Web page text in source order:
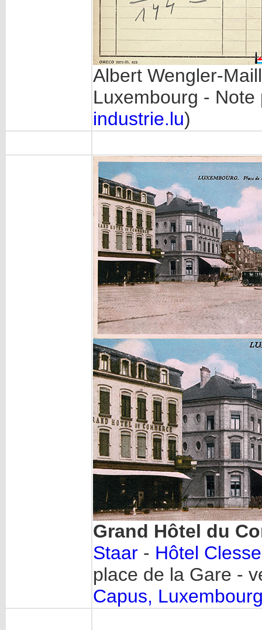
Albert Wengler-
Luxembourg -
industrie.lu)
Grand Hôtel du
Staar - Hôtel Clesse
place de la Gare -
Capus,